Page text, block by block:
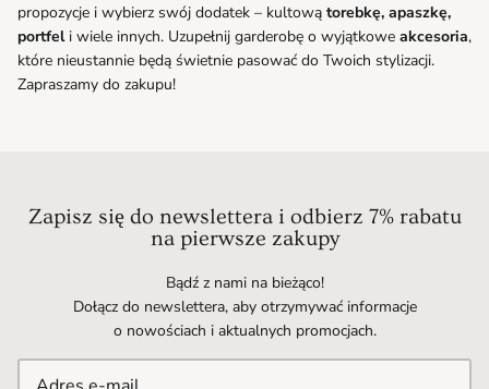
propozycje i wybierz swój dodatek – kultową torebkę, apaszkę,
portfel i wiele innych. Uzupełnij garderobę o wyjątkowe akcesoria,
które nieustannie będą świetnie pasować do Twoich stylizacji.
Zapraszamy do zakupu!
Zapisz się do newslettera i odbierz 7% rabatu
na pierwsze zakupy
Bądź z nami na bieżąco!
Dołącz do newslettera, aby otrzymywać informacje
o nowościach i aktualnych promocjach.